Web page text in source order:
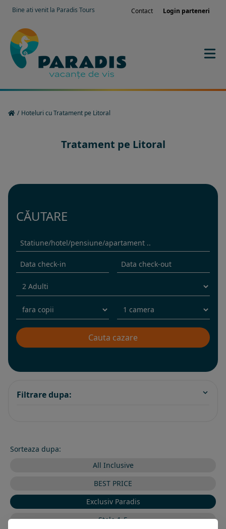
Bine ati venit la Paradis Tours Contact Login parteneri
/ Hoteluri cu Tratament pe Litoral
Tratament pe Litoral
CĂUTARE
Filtrare dupa:
Sorteaza dupa:
All Inclusive
BEST PRICE
Exclusiv Paradis
Stele 1-5